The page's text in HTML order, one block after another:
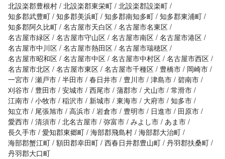
北設楽郡豊根村 北設楽郡東栄町 北設楽郡設楽町
知多郡武豊町 知多郡美浜町 知多郡南知多町 知多郡東浦町
知多郡阿久比町 名古屋市天白区 名古屋市名東区
名古屋市緑区 名古屋市守山区 名古屋市南区 名古屋市港区
名古屋市中川区 名古屋市熱田区 名古屋市瑞穂区
名古屋市昭和区 名古屋市中区 名古屋市中村区 名古屋市西区
名古屋市北区 名古屋市東区 名古屋市千種区 豊橋市
岡崎市
一宮市 瀬戸市 半田市 春日井市 豊川市 津島市 碧南市
刈谷市
豊田市 安城市 西尾市 蒲郡市 犬山市 常滑市
江南市 小牧市 稲沢市 新城市 東海市 大府市 知多市
知立市
尾張旭市 高浜市 岩倉市 豊明市 日進市
田原市
愛西市 清須市 北名古屋市 弥富市 みよし市 あま市
長久手市 愛知郡東郷町 海部郡飛島村 海部郡大治町
海部郡蟹江町 額田郡幸田町 西春日井郡豊山町 丹羽郡扶桑町
丹羽郡大口町